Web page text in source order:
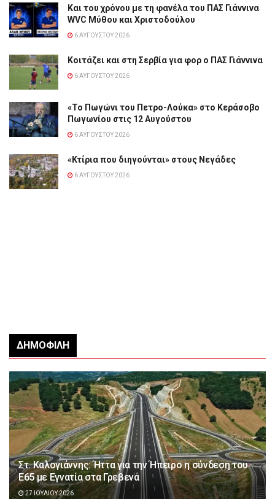
Και του χρόνου με τη φανέλα του ΠΑΣ Γιάννινα
WVC Μύθου και Χριστοδούλου
6 ΑΥΓΟΎΣΤΟΥ 2026
Κοιτάζει και στη Σερβία για φορ ο ΠΑΣ Γιάννινα
6 ΑΥΓΟΎΣΤΟΥ 2026
«Το Πωγώνι του Πετρο-Λούκα» στο Κεράσοβο
Πωγωνίου στις 12 Αυγούστου
6 ΑΥΓΟΎΣΤΟΥ 2026
«Κτίρια που διηγούνται» στους Νεγάδες
6 ΑΥΓΟΎΣΤΟΥ 2026
ΔΗΜΟΦΙΛΉ
Στ. Καλογιάννης: Ήττα για την Ήπειρο η σύνδεση του
Ε65 με Εγνατία στα Γρεβενά
27 ΙΟΥΛΊΟΥ 2026